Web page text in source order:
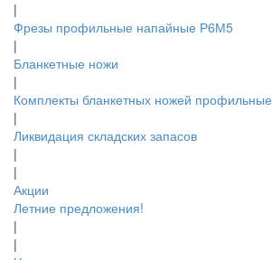
|
Фрезы профильные напайные Р6М5
|
Бланкетные ножи
|
Комплекты бланкетных ножей профильные
|
Ликвидация складских запасов
|
|
Акции
Летние предложения!
|
|